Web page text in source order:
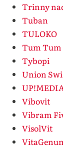
Trinny
Tuban
TULOKO
Tum Tum
Tybopi
Union
Vibovit
Vibram
VisolVit